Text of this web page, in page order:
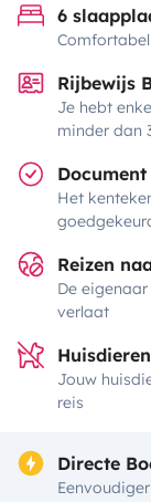
6
Rijbewijs
Je hebt
minder dan
Het
Reizen
De
verlaat
Jouw
reis
Directe